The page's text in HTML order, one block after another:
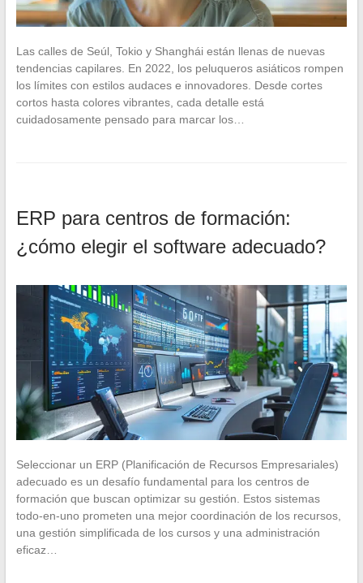
Las calles de Seúl, Tokio y Shanghái están llenas de nuevas
tendencias capilares. En 2022, los peluqueros asiáticos rompen
los límites con estilos audaces e innovadores. Desde cortes
cortos hasta colores vibrantes, cada detalle está
cuidadosamente pensado para marcar los…
ERP para centros de formación:
¿cómo elegir el software adecuado?
Seleccionar un ERP (Planificación de Recursos Empresariales)
adecuado es un desafío fundamental para los centros de
formación que buscan optimizar su gestión. Estos sistemas
todo-en-uno prometen una mejor coordinación de los recursos,
una gestión simplificada de los cursos y una administración
eficaz…